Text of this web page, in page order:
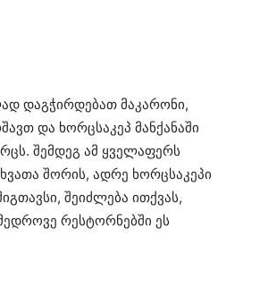
დაგჭირდებათ მაკარონი,
და ხორცსაკეპ მანქანაში
შემდეგ ამ ყველაფერს
შორის, ადრე ხორცსაკეპი
შეიძლება ითქვას,
რესტორნებში ეს